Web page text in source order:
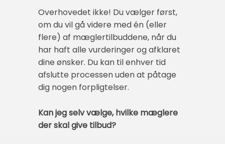
Overhovedet ikke! Du vælger først,
om du vil gå videre med én (eller
flere) af mæglertilbuddene, når du
har haft alle vurderinger og afklaret
dine ønsker. Du kan til enhver tid
afslutte processen uden at påtage
dig nogen forpligtelser.
Kan jeg selv vælge, hvilke mæglere
der skal give tilbud?